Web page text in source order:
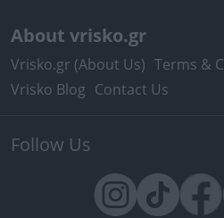
About vrisko.gr
Vrisko.gr (About Us) Terms &
Vrisko Blog Contact Us
Follow Us